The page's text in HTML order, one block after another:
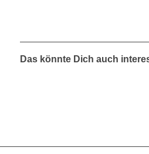
Das könnte Dich auch